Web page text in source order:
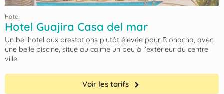
Hotel
Hotel Guajira Casa del mar
Un bel hotel aux prestations plutôt élevée pour Riohacha, avec
une belle piscine, situé au calme un peu à l’extérieur du centre
ville.
Voir les tarifs